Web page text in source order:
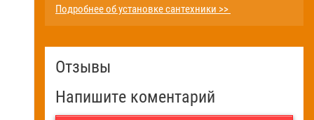
Подробнее об установке сантехники >>
Отзывы
Напишите коментарий